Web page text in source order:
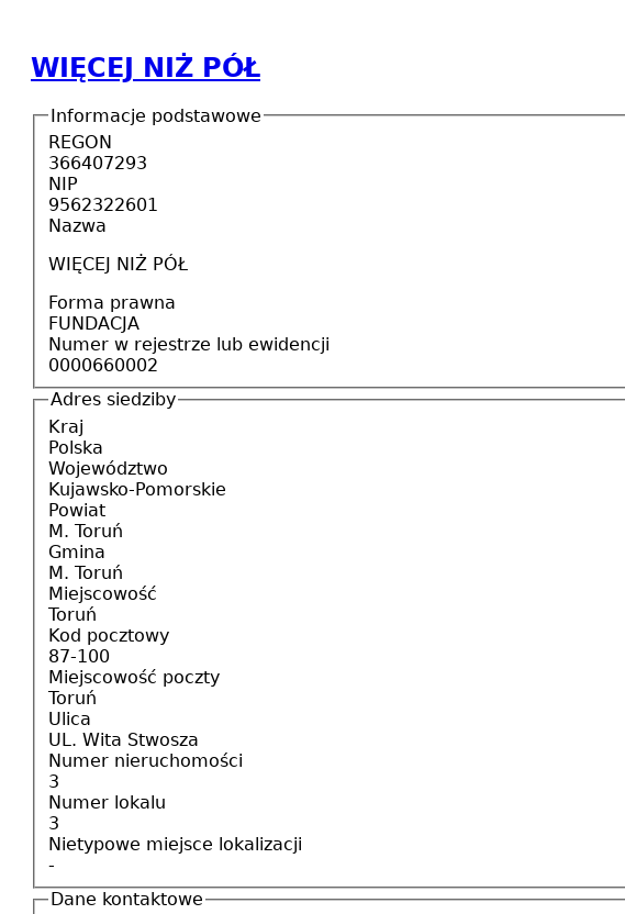
WIĘCEJ NIŻ PÓŁ
Informacje podstawowe
REGON
366407293
NIP
9562322601
Nazwa
WIĘCEJ NIŻ PÓŁ
Forma prawna
FUNDACJA
Numer w rejestrze lub ewidencji
0000660002
Adres siedziby
Kraj
Polska
Województwo
Kujawsko-Pomorskie
Powiat
M. Toruń
Gmina
M. Toruń
Miejscowość
Toruń
Kod pocztowy
87-100
Miejscowość poczty
Toruń
Ulica
UL. Wita Stwosza
Numer nieruchomości
3
Numer lokalu
3
Nietypowe miejsce lokalizacji
-
Dane kontaktowe